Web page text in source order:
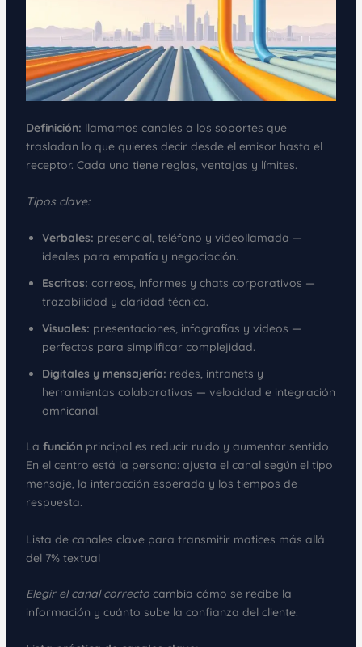
Definición: llamamos canales a los soportes que
trasladan lo que quieres decir desde el emisor hasta el
receptor. Cada uno tiene reglas, ventajas y límites.
Tipos clave:
Verbales: presencial, teléfono y videollamada —
ideales para empatía y negociación.
Escritos: correos, informes y chats corporativos —
trazabilidad y claridad técnica.
Visuales: presentaciones, infografías y videos —
perfectos para simplificar complejidad.
Digitales y mensajería: redes, intranets y
herramientas colaborativas — velocidad e integración
omnicanal.
La funciónprincipal es reducir ruido y aumentar sentido.
En el centro está la persona: ajusta el canal según el tipo
mensaje, la interacción esperada y los tiempos de
respuesta.
Lista de canales clave para transmitir matices más allá
del 7% textual
Elegir el canal correctocambia cómo se recibe la
información y cuánto sube la confianza del cliente.